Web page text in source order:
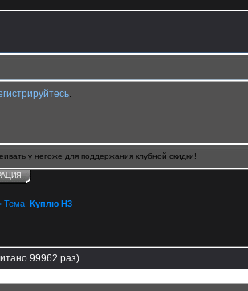
у негоже для поддержания клубной скидки!
Тема: Куплю H3
99962 раз)